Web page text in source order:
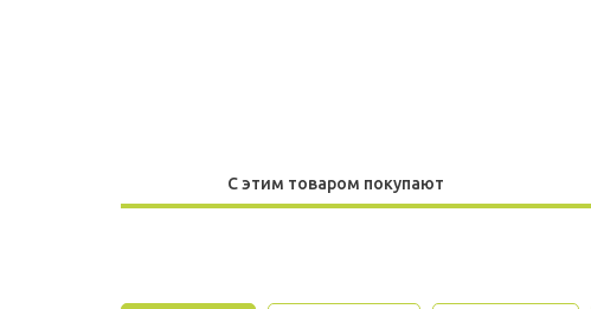
С этим товаром покупают